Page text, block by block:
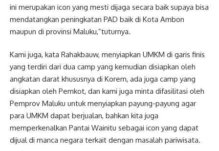
ini merupakan icon yang mesti dijaga secara baik supaya bisa
mendatangkan peningkatan PAD baik di Kota Ambon
maupun di provinsi Maluku,”tuturnya.
Kami juga, kata Rahakbauw, menyiapkan UMKM di garis finis
yang terdiri dari dua camp yang kemudian disiapkan oleh
angkatan darat khususnya di Korem, ada juga camp yang
disiapkan oleh Pemkot, dan kami juga minta difasilitasi oleh
Pemprov Maluku untuk menyiapkan payung-payung agar
para UMKM dapat berjualan, bahkan kita juga
memperkenalkan Pantai Wainitu sebagai icon yang dapat
dijual di manca negara terkait dengan masalah pariwisata.